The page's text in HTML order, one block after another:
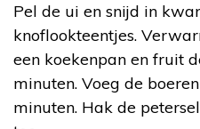
Pel de ui en snijd in
knoflookteentjes.
een koekenpan en fruit
minuten. Voeg de
minuten. Hak de